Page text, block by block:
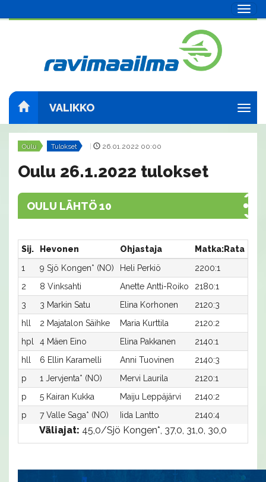
VALIKKO
Oulu Tulokset 26.01.2022 00:00
Oulu 26.1.2022 tulokset
OULU LÄHTÖ 10
Sij. Hevonen Ohjastaja Matka:Rata
1
9 Sjö Kongen* (NO) Heli Perkiö 2200:1
2
8 Vinksahti Anette Antti-Roiko 2180:1
3
3 Markin Satu Elina Korhonen 2120:3
hll
2 Majatalon Säihke Maria Kurttila 2120:2
hpl
4 Mäen Eino Elina Pakkanen 2140:1
hll
6 Ellin Karamelli Anni Tuovinen 2140:3
p
1 Jervjenta* (NO) Mervi Laurila 2120:1
p
5 Kairan Kukka Maiju Leppäjärvi 2140:2
p
7 Valle Saga* (NO) Iida Lantto 2140:4
Väliajat: 45,0/Sjö Kongen*, 37,0, 31,0, 30,0